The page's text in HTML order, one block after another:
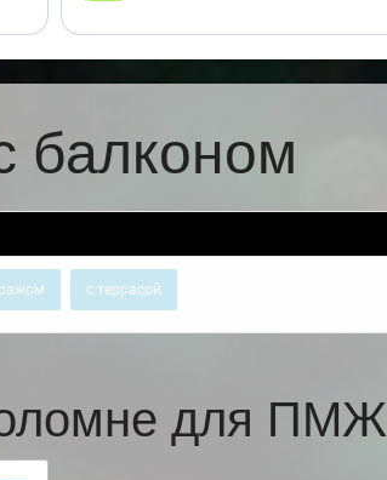
балконом
с террасой
для ПМЖ